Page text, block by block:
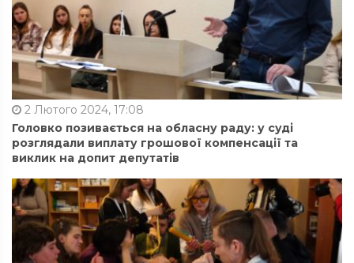
2 Лютого 2024, 17:08
Головко позивається на обласну раду: у суді
розглядали виплату грошової компенсації та
виклик на допит депутатів